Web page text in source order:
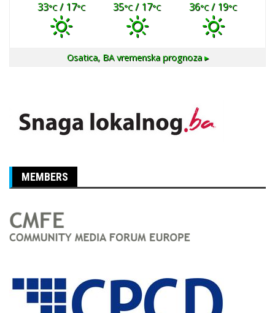
33°C/ 17°C 35°C/ 17°C 36°C/ 19°C
Osatica, BAvremenska prognoza ▸
MEMBERS